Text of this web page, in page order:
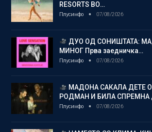
RESORTS ВО…
Плусинфо 07/08/2026
ДУО ОД СОНИШТАТА:
МИНОГ Прва заедничка…
Плусинфо 07/08/2026
МАДОНА САКАЛА ДЕТЕ
РОДМАН И БИЛА СПРЕМНА
Плусинфо 07/08/2026